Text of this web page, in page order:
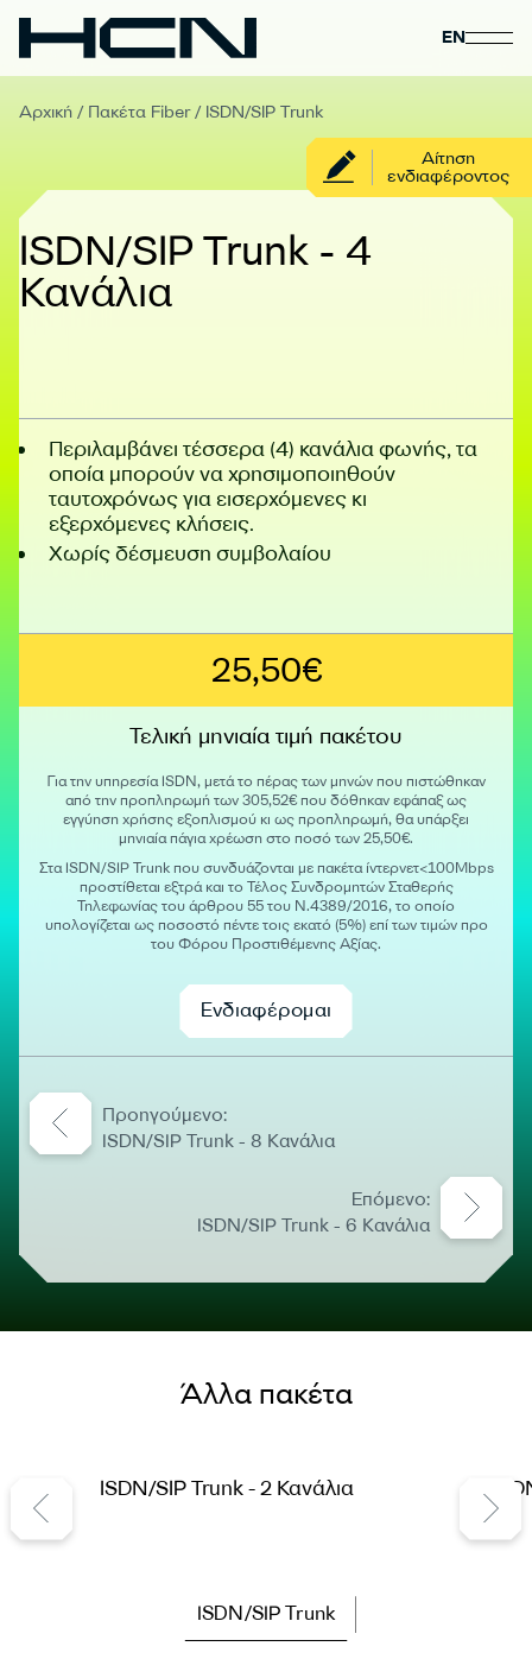
EN
Αίτηση
ενδιαφέροντος
Αρχική / Πακέτα Fiber/ ISDN/SIP Trunk
ISDN/SIP Trunk - 4
Κανάλια
Περιλαμβάνει τέσσερα (4) κανάλια φωνής, τα
οποία μπορούν να χρησιμοποιηθούν
ταυτοχρόνως για εισερχόμενες κι
εξερχόμενες κλήσεις.
Χωρίς δέσμευση συμβολαίου
25,50€
Τελική μηνιαία τιμή πακέτου
Για την υπηρεσία ISDN, μετά το πέρας των μηνών που πιστώθηκαν
από την προπληρωμή των 305,52€ που δόθηκαν εφάπαξ ως
εγγύηση χρήσης εξοπλισμού κι ως προπληρωμή, θα υπάρξει
μηνιαία πάγια χρέωση στο ποσό των 25,50€.
Στα ISDN/SIP Trunk που συνδυάζονται με πακέτα ίντερνετ<100Mbps
προστίθεται εξτρά και το Τέλος Συνδρομητών Σταθερής
Τηλεφωνίας του άρθρου 55 του Ν.4389/2016, το οποίο
υπολογίζεται ως ποσοστό πέντε τοις εκατό (5%) επί των τιμών προ
του Φόρου Προστιθέμενης Αξίας.
Ενδιαφέρομαι
Προηγούμενο:
ISDN/SIP Trunk - 8 Κανάλια
Επόμενο:
ISDN/SIP Trunk - 6 Κανάλια
Άλλα πακέτα
ISDN/SIP Trunk - 2 Κανάλια
ISDN/SIP Trunk